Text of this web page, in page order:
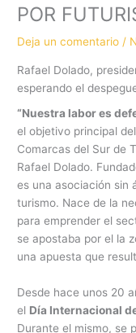
POR
Deja un comentario /
Rafael Dolado,
esperando el
“Nuestra labor es
el objetivo principal
Comarcas del Sur de
Rafael Dolado.
es una asociación sin
turismo. Nace de la
para emprender el
se apostaba por el la
una apuesta que
Desde hace unos 20
el ​ Día Internacional
Durante el mismo, se